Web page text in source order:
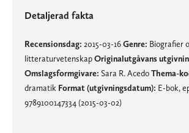
Detaljerad fakta
Recensionsdag: 2015-03-16Genre: Biografier
litteraturvetenskapOriginalutgåvans
Omslagsformgivare: Sara R. AcedoThema-
dramatik Format (utgivningsdatum): E-bok,
9789100147334 (2015-03-02)